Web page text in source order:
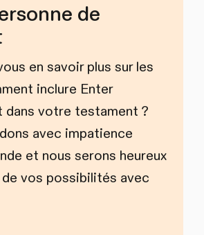
de
en savoir plus sur les
inclure Enter
dans votre testament ?
avec impatience
et nous serons heureux
vos possibilités avec